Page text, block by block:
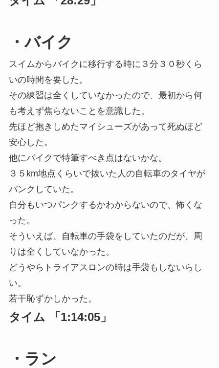
・バイク
スイムからバイクに移行する時に３分３０秒くら
いの時間を要した。
その練習は全くしていなかったので、最初から何
も考えず焦らないことを意識した。
先ほど抱きしめたマイシューズがあって死ぬほど
安心した。
他にバイクで特筆すべき点はないかな。
３５km地点くらいで抜いた人の自転車のタイヤが
パンクしていた。
自分もいつパンクするかわからないので、怖くな
った。
そういえば、自転車の手袋をしていたのだが、周
りは全くしていなかった。
どうやらトライアスロンの時は手袋もしないらし
い。
若干恥ずかしかった。
タイム 「1:14:05」
・ラン